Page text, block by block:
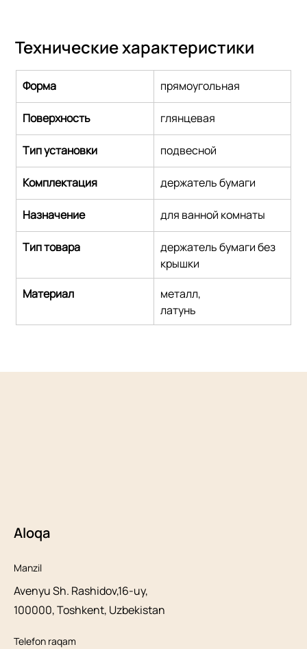
Технические характеристики
Форма прямоугольная
Поверхность глянцевая
Тип установки подвесной
Комплектация держатель бумаги
Назначение для ванной комнаты
Тип товара
держатель бумаги без
крышки
Материал
металл,
латунь
Aloqa
Manzil
Avenyu Sh. Rashidov,16-uy,
100000, Toshkent, Uzbekistan
Telefon raqam